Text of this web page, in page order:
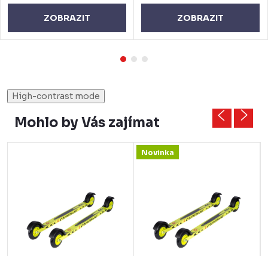
ZOBRAZIT ZOBRAZIT
High-contrast mode
Mohlo by Vás zajímat
Novinka